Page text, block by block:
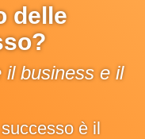
delle
il business e il
è il